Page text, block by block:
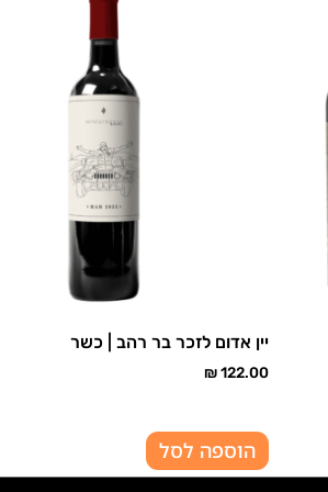
יין אדום לזכר בר רהב | כשר
₪122.00
הוספה לסל